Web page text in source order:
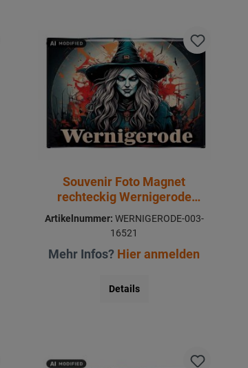
Souvenir Foto Magnet
rechteckig Wernigerode
8x5,5cm
Artikelnummer: WERNIGERODE-003-
16521
Mehr Infos? Hier anmelden
Details